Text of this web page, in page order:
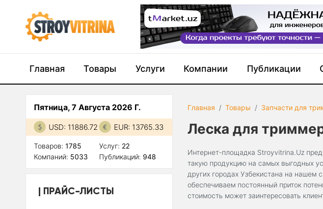
Главная Товары Услуги Компании Публикации
Главная Товары Запчасти для
Леска для
Интернет-площадка Stroyvitrina.Uz
такую продукцию на самых выгодных
других городах Узбекистана на
обеспечиваем постоянный приток
стоимость может заинтересовать
Пятница, 7 Августа 2026 Г.
USD: 11886.72 EUR: 13765.33
Товаров: 1785
Компаний: 5033
Услуг: 22
Публикаций: 948
ПРАЙС-ЛИСТЫ